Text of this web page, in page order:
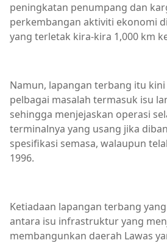
peningkatan penumpang dan
perkembangan aktiviti ekonomi
yang terletak kira-kira 1,000 km
Namun, lapangan terbang itu
pelbagai masalah termasuk isu
sehingga menjejaskan operasi
terminalnya yang usang jika
spesifikasi semasa, walaupun
1996.
Ketiadaan lapangan terbang
antara isu infrastruktur yang
membangunkan daerah Lawas